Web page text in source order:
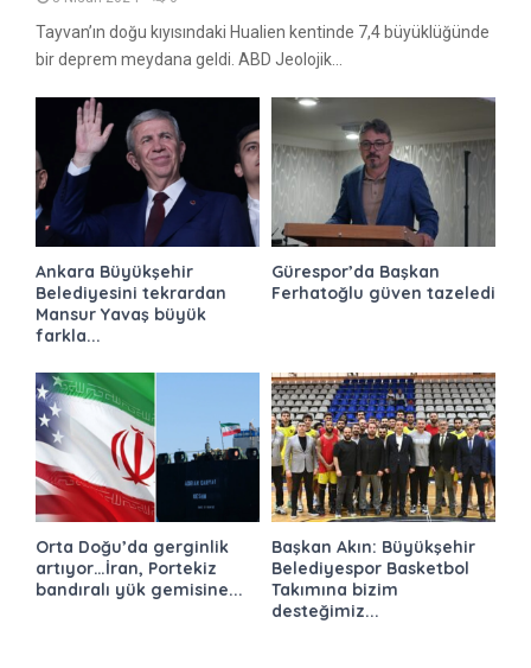
Tayvan’ın doğu kıyısındaki Hualien kentinde 7,4 büyüklüğünde
bir deprem meydana geldi. ABD Jeolojik...
Ankara Büyükşehir
Belediyesini tekrardan
Mansur Yavaş büyük
farkla...
Gürespor’da Başkan
Ferhatoğlu güven tazeledi
Orta Doğu’da gerginlik
artıyor…İran, Portekiz
bandıralı yük gemisine...
Başkan Akın: Büyükşehir
Belediyespor Basketbol
Takımına bizim
desteğimiz...